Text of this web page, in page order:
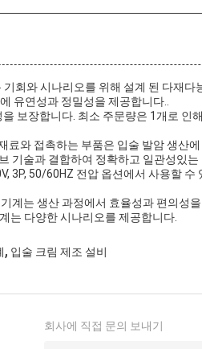
기회와 시나리오를 위해 설계 된 다재
유연성과 정밀성을 제공합니다..
보장합니다. 최소 주문량은 1개로 인
료와 접촉하는 부품은 입술 발암 생산
기술과 결합하여 정확하고 일관성있
50/60HZ 전압 옵션에서 사용할 수
계는 생산 과정에서 효율성과 편의성
는 다양한 시나리오를 제공합니다.
, 입술 크림 제조 설비
회사에 직접 문의 보내기